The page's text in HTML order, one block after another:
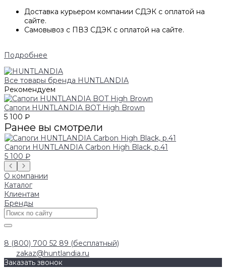
Доставка курьером компании СДЭК с оплатой на
сайте.
Самовывоз с ПВЗ СДЭК с оплатой на сайте.
Подробнее
Все товары бренда HUNTLANDIA
Рекомендуем
Сапоги HUNTLANDIA BOT High Brown
5 100 ₽
Ранее вы смотрели
Сапоги HUNTLANDIA Carbon High Black, р.41
5 100 ₽
О компании
Каталог
Клиентам
Бренды
8 (800) 700 52 89 (бесплатный)
zakaz@huntlandia.ru
Заказать звонок